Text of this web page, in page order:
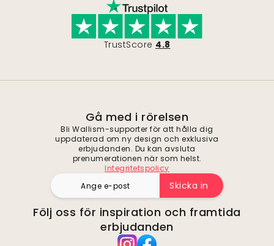
TrustScore 4.8
Gå med i rörelsen
Bli Wallism-supporter för att hålla dig
uppdaterad om ny design och exklusiva
erbjudanden. Du kan avsluta
prenumerationen när som helst.
Integritetspolicy
Skicka in
Följ oss för inspiration och framtida
erbjudanden